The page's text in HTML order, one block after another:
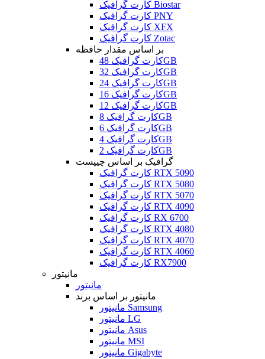
کارت گرافیک Biostar
کارت گرافیک PNY
کارت گرافیک XFX
کارت گرافیک Zotac
بر اساس مقدار حافظه
کارت گرافیک 48GB
کارت گرافیک 32GB
کارت گرافیک 24GB
کارت گرافیک 16GB
کارت گرافیک 12GB
کارت گرافیک 8GB
کارت گرافیک 6GB
کارت گرافیک 4GB
کارت گرافیک 2GB
گرافیک بر اساس چیپست
کارت گرافیک RTX 5090
کارت گرافیک RTX 5080
کارت گرافیک RTX 5070
کارت گرافیک RTX 4090
کارت گرافیک RX 6700
کارت گرافیک RTX 4080
کارت گرافیک RTX 4070
کارت گرافیک RTX 4060
کارت گرافیک RX7900
مانیتور
مانیتور
مانیتور بر اساس برند
مانیتور Samsung
مانیتور LG
مانیتور Asus
مانیتور MSI
مانیتور Gigabyte